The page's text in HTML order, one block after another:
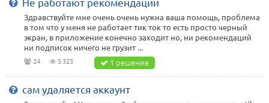
Здравствуйте мне очень очень нужна ваша помощь, проблема
в том что у меня не работает тик ток то есть просто черный
экран, в приложение конечно заходит но, ни рекомендаций
ни подписок ничего не грузит ...
24 5 323 1 решение
сам удаляется аккаунт